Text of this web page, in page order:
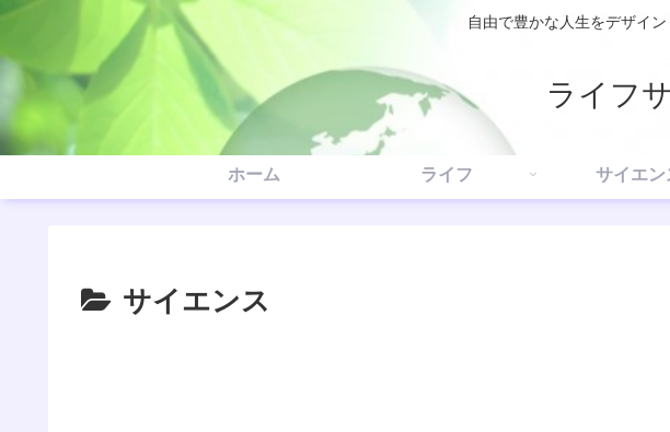
自由で豊かな人生をデザイ
ライフ
ホーム ライフ サイエン
サイエンス